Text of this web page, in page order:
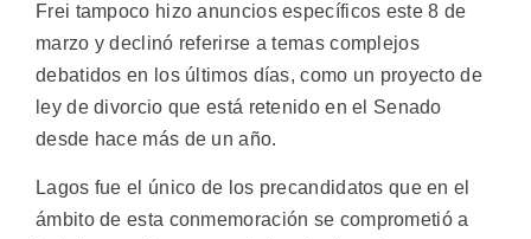
Frei tampoco hizo anuncios específicos este 8 de
marzo y declinó referirse a temas complejos
debatidos en los últimos días, como un proyecto de
ley de divorcio que está retenido en el Senado
desde hace más de un año.
Lagos fue el único de los precandidatos que en el
ámbito de esta conmemoración se comprometió a